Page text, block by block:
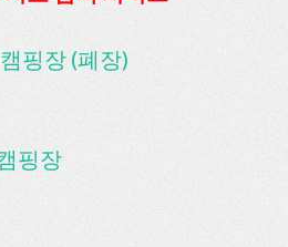
핑장 (폐장)
핑장